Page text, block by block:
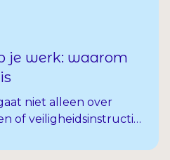
je werk: waarom
niet alleen over
of veiligheidsinstructies.
Durf je vragen te